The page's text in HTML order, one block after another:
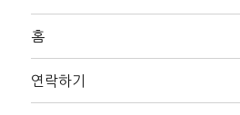
홈
연락하기